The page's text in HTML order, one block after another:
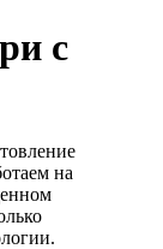
с
на